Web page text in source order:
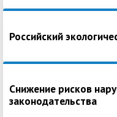
Российский
Снижение рисков
законодательства